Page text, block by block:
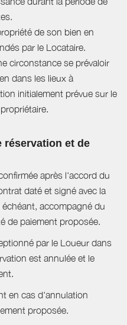
de son bien en
par le Locataire.
circonstance se prévaloir
dans les lieux à
initialement prévue sur le
et de
après l'accord du
daté et signé avec la
accompagné du
de paiement proposée.
par le Loueur dans
est annulée et le
en cas d'annulation
proposée.